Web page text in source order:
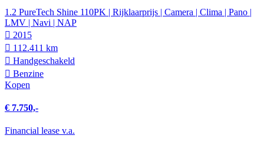
1.2 PureTech Shine 110PK | Rijklaarprijs | Camera | Clima | Pano |
LMV | Navi | NAP
2015
112.411 km
Hand­geschakeld
Benzine
Kopen
€ 7.750,-
Financial lease v.a.